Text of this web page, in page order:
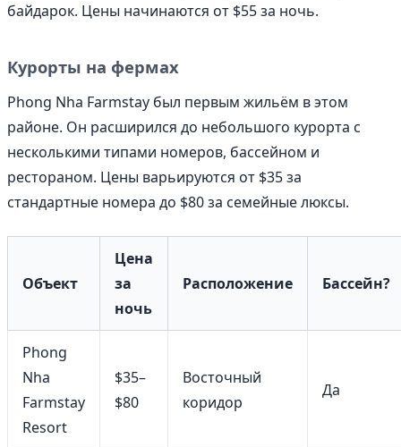
байдарок. Цены начинаются от $55 за ночь.
Курорты на фермах
Phong Nha Farmstay был первым жильём в этом
районе. Он расширился до небольшого курорта с
несколькими типами номеров, бассейном и
рестораном. Цены варьируются от $35 за
стандартные номера до $80 за семейные люксы.
Объект
Цена
за
ночь
Расположение Бассейн?
Phong
Nha
Farmstay
Resort
$35–
$80
Восточный
коридор
Да